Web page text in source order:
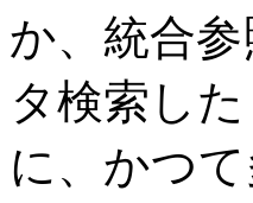
か、統合
タ検索し
に、かつ